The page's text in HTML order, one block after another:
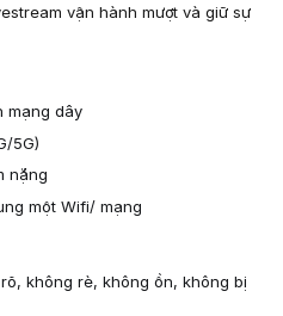
vận hành mượt và giữ sự
mạng dây
5G)
nặng
một Wifi/ mạng
không rè, không ồn, không bị